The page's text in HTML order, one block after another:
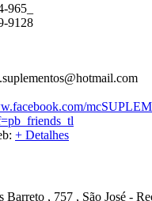
965_
9128
+ Detalhes
Barreto , 757 , São José -